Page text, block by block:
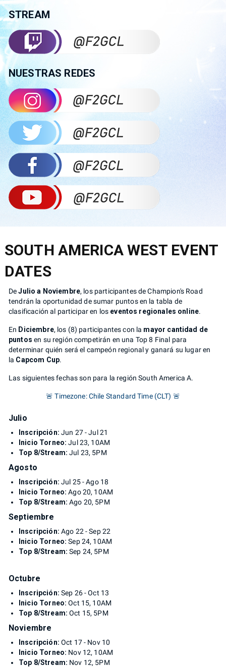
STREAM
NUESTRAS REDES
SOUTH AMERICA WEST EVENT
DATES
DeJulio a Noviembre, los participantes de Champion's Road
tendrán la oportunidad de sumar puntos en la tabla de
clasificación al participar en los eventos regionales online.
En Diciembre, los (8) participantes con la mayor cantidad de
puntos en su región competirán en una Top 8 Final para
determinar quién será el campeón regional y ganará su lugar en
la Capcom Cup.
Las siguientes fechas son para la región South America A.
🚨 Timezone: Chile Standard Time (CLT) 🚨
Julio
Inscripción: Jun 27 - Jul 21
Inicio Torneo: Jul 23, 10AM
Top 8/Stream: Jul 23, 5PM
Agosto
Inscripción: Jul 25 - Ago 18
Inicio Torneo: Ago 20, 10AM
Top 8/Stream: Ago 20, 5PM
Septiembre
Inscripción: Ago 22 - Sep 22
Inicio Torneo: Sep 24, 10AM
Top 8/Stream: Sep 24, 5PM
Octubre
Inscripción: Sep 26 - Oct 13
Inicio Torneo: Oct 15, 10AM
Top 8/Stream: Oct 15, 5PM
Noviembre
Inscripción: Oct 17 - Nov 10
Inicio Torneo: Nov 12, 10AM
Top 8/Stream: Nov 12, 5PM